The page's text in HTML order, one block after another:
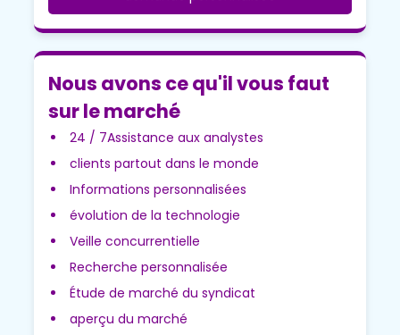
Nous avons ce qu'il vous faut
sur le marché
24 / 7Assistance aux analystes
clients partout dans le monde
Informations personnalisées
évolution de la technologie
Veille concurrentielle
Recherche personnalisée
Étude de marché du syndicat
aperçu du marché